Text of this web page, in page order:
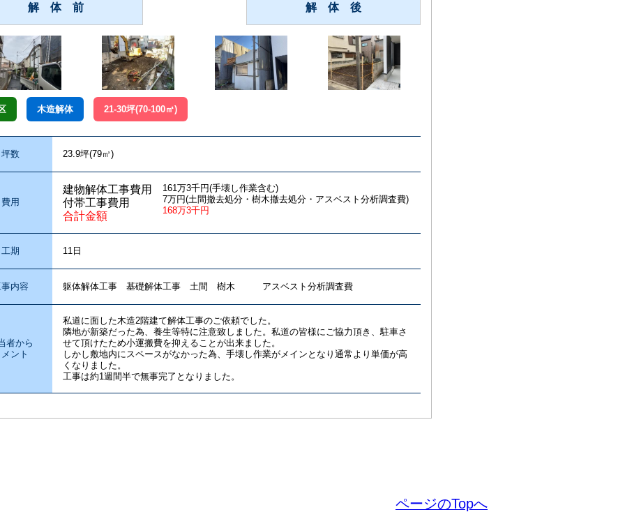
解 体 前 解 体 後
木造解体 21-30坪(70-100㎡)
坪数 23.9坪(79㎥)
費用
建物解体工事費用 161万3千円(手壊し作業含む)
付帯工事費用 7万円(土間撤去処分・樹木撤去処分・アスベスト分析調査費)
合計金額 168万3千円
工期 11日
内容 躯体解体工事 基礎解体工事 土間 樹木 アスベスト分析調査費
者から
ント
私道に面した木造2階建て解体工事のご依頼でした。
隣地が新築だった為、養生等特に注意致しました。私道の皆様にご協力頂き、駐車さ
せて頂けたため小運搬費を抑えることが出来ました。
しかし敷地内にスペースがなかった為、手壊し作業がメインとなり通常より単価が高
くなりました。
工事は約1週間半で無事完了となりました。
ページのTopへ